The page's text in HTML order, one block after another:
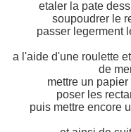
etaler la pate
soupoudrer le
passer legerment
a l'aide d'une roulette
de
mettre un
poser les
puis mettre encore